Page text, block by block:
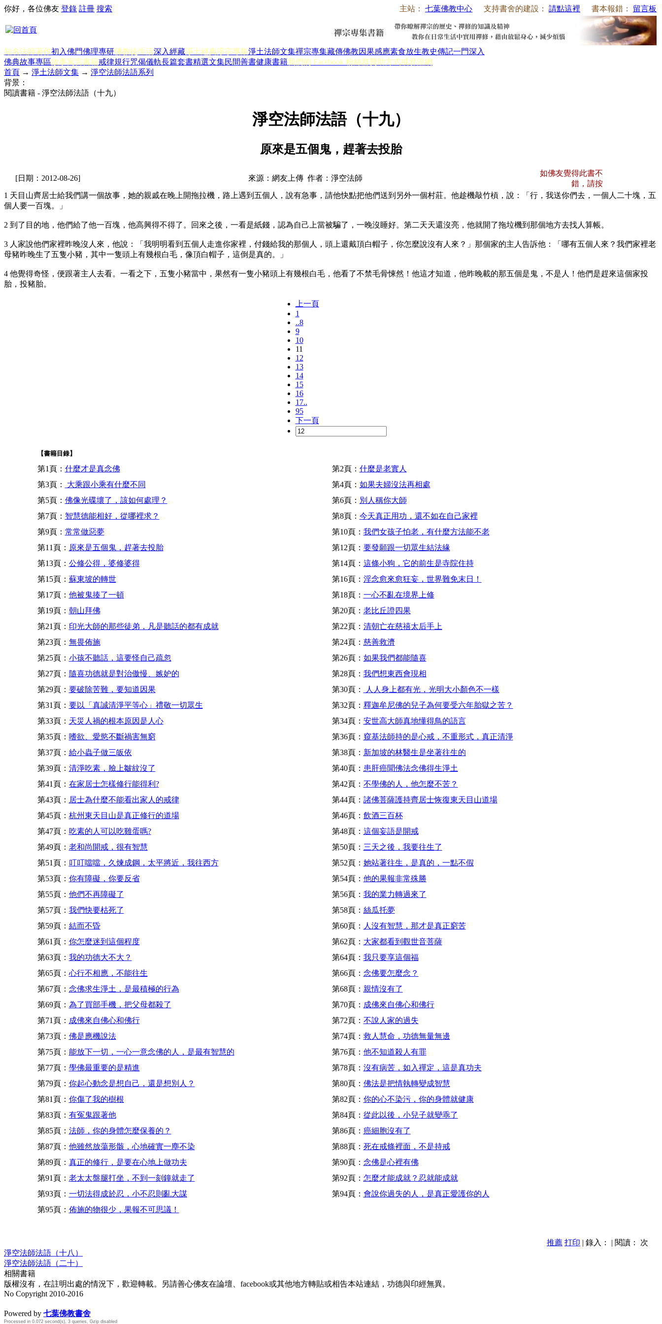
主站： 七葉佛教中心 支持書舍的建設： 請點這裡 書本報錯： 留言板
你好，各位佛友 登錄 註冊 搜索
知名法師著作初入佛門佛理專研佛教徒生活深入經藏淨土經典淨宗專集淨土法師文集禪宗專集藏傳佛教因果感應素食放生教史傳記一門深入
佛典故事專區故事寓言書籍戒律規行咒偈儀軌長篇套書精選文集民間善書健康書籍我們的 Facebook 粉絲群贊助方式戒邪淫網
首頁 → 淨土法師文集 → 淨空法師法語系列
背景：
閱讀書籍 - 淨空法師法語（十九）
淨空法師法語（十九）
原來是五個鬼，趕著去投胎
[日期：2012-08-26] 來源：網友上傳 作者：淨空法師
如佛友覺得此書不
錯，請按
1 天目山齊居士給我們講一個故事，她的親戚在晚上開拖拉機，路上遇到五個人，說有急事，請他快點把他們送到另外一個村莊。他趁機敲竹槓，說：「行，我送你們去，一個人二十塊，五
個人要一百塊。」
2 到了目的地，他們給了他一百塊，他高興得不得了。回來之後，一看是紙錢，認為自己上當被騙了，一晚沒睡好。第二天天還沒亮，他就開了拖垃機到那個地方去找人算帳。
3 人家說他們家裡昨晚沒人來，他說：「我明明看到五個人走進你家裡，付錢給我的那個人，頭上還戴頂白帽子，你怎麼說沒有人來？」那個家的主人告訴他：「哪有五個人來？我們家裡老
母豬昨晚生了五隻小豬，其中一隻頭上有幾根白毛，像頂白帽子，這倒是真的。」
4 他覺得奇怪，便跟著主人去看。一看之下，五隻小豬當中，果然有一隻小豬頭上有幾根白毛，他看了不禁毛骨悚然！他這才知道，他昨晚載的那五個是鬼，不是人！他們是趕來這個家投
胎，投豬胎。
上一頁
1
..8
9
10
11
12
13
14
15
16
17..
95
下一頁
【書籍目錄】
第1頁： 什麼才是真念佛 第2頁： 什麼是老實人
第3頁：
大乘跟小乘有什麼不同 第4頁： 如果夫婦沒法再相處
第5頁： 佛像光碟壞了，該如何處理？ 第6頁： 別人稱你大師
第7頁： 智慧德能相好，從哪裡求？ 第8頁： 今天真正用功，還不如在自己家裡
第9頁： 常常做惡夢 第10頁： 我們女孩子怕老，有什麼方法能不老
第11頁： 原來是五個鬼，趕著去投胎 第12頁： 要發願跟一切眾生結法緣
第13頁： 公修公得，婆修婆得 第14頁： 這條小狗，它的前生是寺院住持
第15頁： 蘇東坡的轉世 第16頁： 淫念愈來愈狂妄，世界難免末日！
第17頁： 他被鬼揍了一頓 第18頁： 一心不亂在境界上修
第19頁： 朝山拜佛 第20頁： 老比丘證四果
第21頁： 印光大師的那些徒弟，凡是聽話的都有成就 第22頁： 清朝亡在慈禧太后手上
第23頁： 無畏佈施 第24頁： 慈善救濟
第25頁： 小孩不聽話，這要怪自己疏忽 第26頁： 如果我們都能隨喜
第27頁： 隨喜功德就是對治傲慢、嫉妒的 第28頁： 我們想東西會現相
第29頁： 要破除苦難，要知道因果 第30頁：
人人身上都有光，光明大小顏色不一樣
第31頁： 要以「真誠清淨平等心」禮敬一切眾生 第32頁： 釋迦牟尼佛的兒子為何要受六年胎獄之苦？
第33頁： 天災人禍的根本原因是人心 第34頁： 安世高大師真地懂得鳥的語言
第35頁： 嗜欲、愛慾不斷禍害無窮 第36頁： 窺基法師持的是心戒，不重形式，真正清淨
第37頁： 給小蟲子做三皈依 第38頁： 新加坡的林醫生是坐著往生的
第39頁： 清淨吃素，臉上皺紋沒了 第40頁： 患肝癌聞佛法念佛得生淨土
第41頁： 在家居士怎樣修行能得利? 第42頁： 不學佛的人，他怎麼不苦？
第43頁： 居士為什麼不能看出家人的戒律 第44頁： 諸佛菩薩護持齊居士恢復東天目山道場
第45頁： 杭州東天目山是真正修行的道場 第46頁： 飲酒三百杯
第47頁： 吃素的人可以吃雞蛋嗎? 第48頁： 這個妄語是開戒
第49頁： 老和尚開戒，很有智慧 第50頁： 三天之後，我要往生了
第51頁： 叮叮噹噹，久煉成鋼，太平將近，我往西方 第52頁： 她站著往生，是真的，一點不假
第53頁： 你有障礙，你要反省 第54頁： 他的果報非常殊勝
第55頁： 他們不再障礙了 第56頁： 我的業力轉過來了
第57頁： 我們快要枯死了 第58頁： 絲瓜托夢
第59頁： 結而不昏 第60頁： 人沒有智慧，那才是真正窮苦
第61頁： 你怎麼迷到這個程度 第62頁： 大家都看到觀世音菩薩
第63頁： 我的功德大不大？ 第64頁： 我只要享這個福
第65頁： 心行不相應，不能往生 第66頁： 念佛要怎麼念？
第67頁： 念佛求生淨土，是最積極的行為 第68頁： 親情沒有了
第69頁： 為了買部手機，把父母都殺了 第70頁： 成佛來自佛心和佛行
第71頁： 成佛來自佛心和佛行 第72頁： 不說人家的過失
第73頁： 佛是應機說法 第74頁： 救人慧命，功德無量無邊
第75頁： 能放下一切，一心一意念佛的人，是最有智慧的 第76頁： 他不知道殺人有罪
第77頁： 學佛最重要的是精進 第78頁： 沒有病苦，如入禪定，這是真功夫
第79頁： 你起心動念是想自己，還是想別人？ 第80頁： 佛法是把情執轉變成智慧
第81頁： 你傷了我的樹根 第82頁： 你的心不染污，你的身體就健康
第83頁： 有冤鬼跟著他 第84頁： 從此以後，小兒子就變乖了
第85頁： 法師，你的身體怎麼保養的？ 第86頁： 癌細胞沒有了
第87頁： 他雖然放蕩形骸，心地確實一塵不染 第88頁： 死在戒條裡面，不是持戒
第89頁： 真正的修行，是要在心地上做功夫 第90頁： 念佛是心裡有佛
第91頁： 老太太盤腿打坐，不到一刻鐘就走了 第92頁： 怎麼才能成就？忍就能成就
第93頁： 一切法得成於忍，小不忍則亂大謀 第94頁： 會說你過失的人，是真正愛護你的人
第95頁： 佈施的物很少，果報不可思議！
推薦 打印 | 錄入： | 閱讀：
次
淨空法師法語（十八）
淨空法師法語（二十）
相關書籍
版權沒有，在註明出處的情況下，歡迎轉載。另請善心佛友在論壇、facebook或其他地方轉貼或相告本站連結，功德與印經無異。
No Copyright 2010-2016
Powered by 七葉佛教書舍
Processed in 0.072 second(s), 3 queries, Gzip disabled